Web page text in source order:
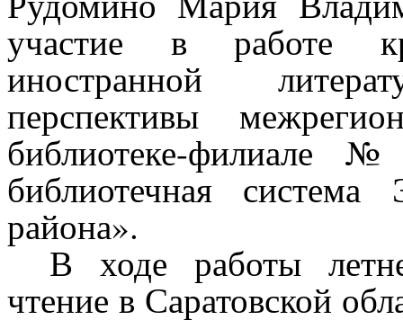
участие в работе
иностранной
перспективы
библиотеке-филиале
библиотечная система
района».
В ходе работы
чтение в Саратовской